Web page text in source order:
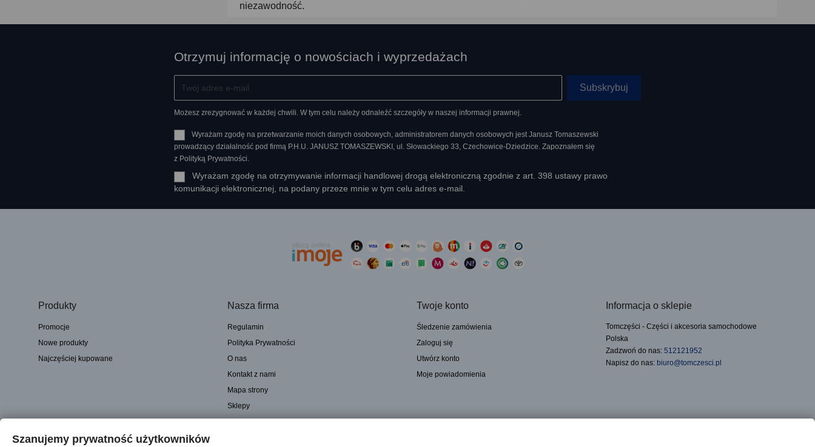
niezawodność.
Otrzymuj informację o nowościach i wyprzedażach
Możesz zrezygnować w każdej chwili. W tym celu należy odnaleźć szczegóły w naszej informacji prawnej.
Wyrażam zgodę na przetwarzanie moich danych osobowych, administratorem danych osobowych jest Janusz Tomaszewski
prowadzący działalność pod firmą P.H.U. JANUSZ TOMASZEWSKI, ul. Słowackiego 33, Czechowice-Dziedzice. Zapoznałem się
z Polityką Prywatności.
Wyrażam zgodę na otrzymywanie informacji handlowej drogą elektroniczną zgodnie z art. 398 ustawy prawo
komunikacji elektronicznej, na podany przeze mnie w tym celu adres e-mail.
Produkty
Promocje
Nowe produkty
Najczęściej kupowane
Nasza firma
Regulamin
Polityka Prywatności
O nas
Kontakt z nami
Mapa strony
Sklepy
Twoje konto
Śledzenie zamówienia
Zaloguj się
Utwórz konto
Moje powiadomienia
Informacja o sklepie
Tomczęści - Części i akcesoria samochodowe
Polska
Zadzwoń do nas: 512121952
Napisz do nas: biuro@tomczesci.pl
Szanujemy prywatność użytkowników